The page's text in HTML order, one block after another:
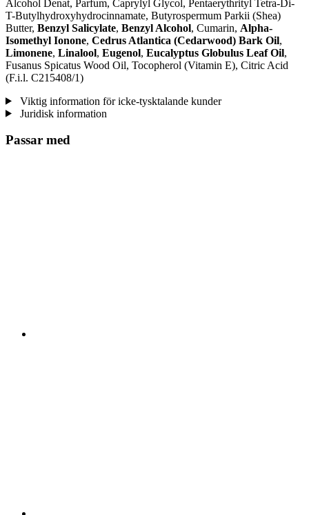
Alcohol Denat, Parfum, Caprylyl Glycol, Pentaerythrityl Tetra-Di-
T-Butylhydroxyhydrocinnamate, Butyrospermum Parkii (Shea)
Butter, Benzyl Salicylate, Benzyl Alcohol, Cumarin, Alpha-
Isomethyl Ionone, Cedrus Atlantica (Cedarwood) Bark Oil,
Limonene, Linalool, Eugenol, Eucalyptus Globulus Leaf Oil,
Fusanus Spicatus Wood Oil, Tocopherol (Vitamin E), Citric Acid
(F.i.l. C215408/1)
Viktig information för icke-tysktalande kunder
Juridisk information
Passar med